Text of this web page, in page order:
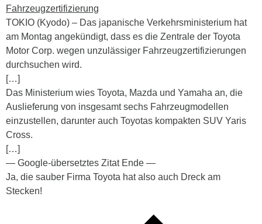
Fahrzeugzertifizierung
TOKIO (Kyodo) – Das japanische Verkehrsministerium hat
am Montag angekündigt, dass es die Zentrale der Toyota
Motor Corp. wegen unzulässiger Fahrzeugzertifizierungen
durchsuchen wird.
[…]
Das Ministerium wies Toyota, Mazda und Yamaha an, die
Auslieferung von insgesamt sechs Fahrzeugmodellen
einzustellen, darunter auch Toyotas kompakten SUV Yaris
Cross.
[…]
— Google-übersetztes Zitat Ende —
Ja, die sauber Firma Toyota hat also auch Dreck am
Stecken!